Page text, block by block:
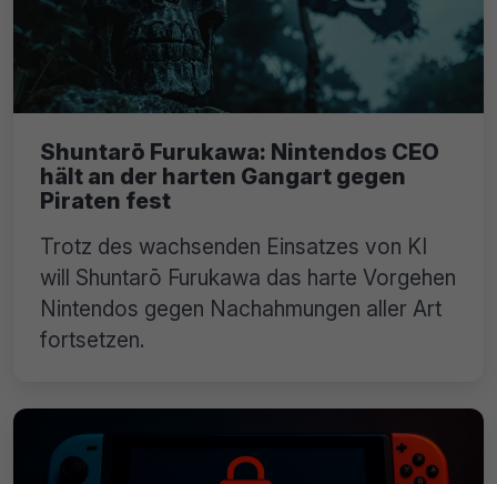
Shuntarō Furukawa: Nintendos CEO
hält an der harten Gangart gegen
Piraten fest
Trotz des wachsenden Einsatzes von KI
will Shuntarō Furukawa das harte Vorgehen
Nintendos gegen Nachahmungen aller Art
fortsetzen.